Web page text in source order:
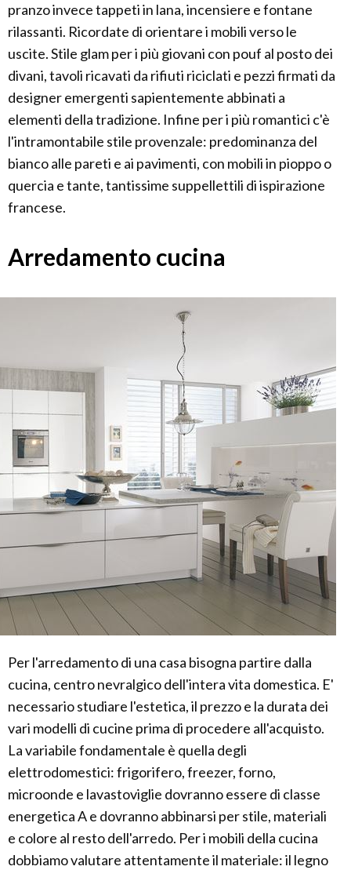
pranzo invece tappeti in lana, incensiere e fontane
rilassanti. Ricordate di orientare i mobili verso le
uscite. Stile glam per i più giovani con pouf al posto dei
divani, tavoli ricavati da rifiuti riciclati e pezzi firmati da
designer emergenti sapientemente abbinati a
elementi della tradizione. Infine per i più romantici c'è
l'intramontabile stile provenzale: predominanza del
bianco alle pareti e ai pavimenti, con mobili in pioppo o
quercia e tante, tantissime suppellettili di ispirazione
francese.
Arredamento cucina
Per l'arredamento di una casa bisogna partire dalla
cucina, centro nevralgico dell'intera vita domestica. E'
necessario studiare l'estetica, il prezzo e la durata dei
vari modelli di cucine prima di procedere all'acquisto.
La variabile fondamentale è quella degli
elettrodomestici: frigorifero, freezer, forno,
microonde e lavastoviglie dovranno essere di classe
energetica A e dovranno abbinarsi per stile, materiali
e colore al resto dell'arredo. Per i mobili della cucina
dobbiamo valutare attentamente il materiale: il legno